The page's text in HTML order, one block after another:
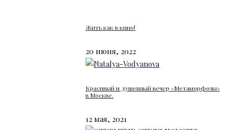
Жить как в кино!
20 июня, 2022
Красивый и душевный вечер «Метаморфозы»
в Москве.
12 мая, 2021